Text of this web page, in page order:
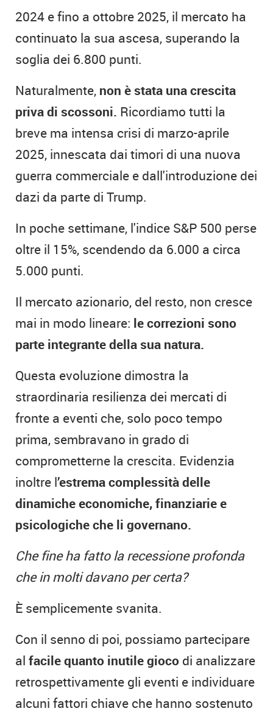
2024 e fino a ottobre 2025, il mercato ha
continuato la sua ascesa, superando la
soglia dei 6.800 punti.
Naturalmente, non è stata una crescita
priva di scossoni. Ricordiamo tutti la
breve ma intensa crisi di marzo-aprile
2025, innescata dai timori di una nuova
guerra commerciale e dall'introduzione dei
dazi da parte di Trump.
In poche settimane, l'indice S&P 500 perse
oltre il 15%, scendendo da 6.000 a circa
5.000 punti.
Il mercato azionario, del resto, non cresce
mai in modo lineare: le correzioni sono
parte integrante della sua natura.
Questa evoluzione dimostra la
straordinaria resilienza dei mercati di
fronte a eventi che, solo poco tempo
prima, sembravano in grado di
comprometterne la crescita. Evidenzia
inoltre l’estrema complessità delle
dinamiche economiche, finanziarie e
psicologiche che li governano.
Che fine ha fatto la recessione profonda
che in molti davano per certa?
È semplicemente svanita.
Con il senno di poi, possiamo partecipare
al facile quanto inutile gioco di analizzare
retrospettivamente gli eventi e individuare
alcuni fattori chiave che hanno sostenuto